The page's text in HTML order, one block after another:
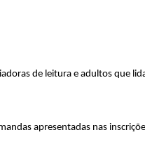
de leitura e adultos que
apresentadas nas